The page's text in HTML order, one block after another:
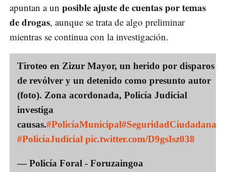
apuntan a un posible ajuste de cuentas por temas
de drogas, aunque se trata de algo preliminar
mientras se continua con la investigación.
Tiroteo en Zizur Mayor, un herido por disparos
de revólver y un detenido como presunto autor
(foto). Zona acordonada, Policía Judicial
investiga
causas.#PolicíaMunicipal#SeguridadCiudadana
#PolicíaJudicial pic.twitter.com/D9gsIsz038
— Policía Foral - Foruzaingoa